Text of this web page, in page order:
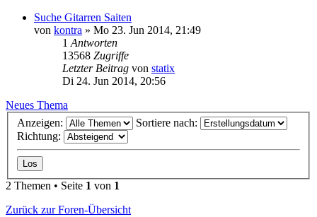
Suche Gitarren Saiten
von kontra » Mo 23. Jun 2014, 21:49
1 Antworten
13568 Zugriffe
Letzter Beitrag von statix
Di 24. Jun 2014, 20:56
Neues Thema
Anzeigen:
Sortiere nach:
Richtung:
2 Themen • Seite 1 von 1
Zurück zur Foren-Übersicht